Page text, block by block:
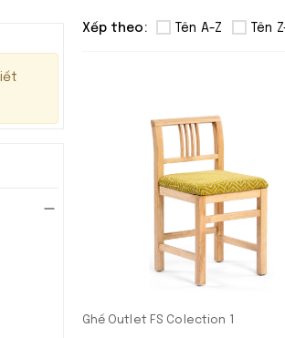
Xếp theo: Tên A-Z Tên
Ghế Outlet FS Colection 1